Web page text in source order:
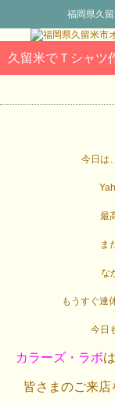
福岡県久
久留米でＴシャツ
今日は
最
ま
な
もうすぐ連
今日
カラーズ・ラボ
皆さまのご来